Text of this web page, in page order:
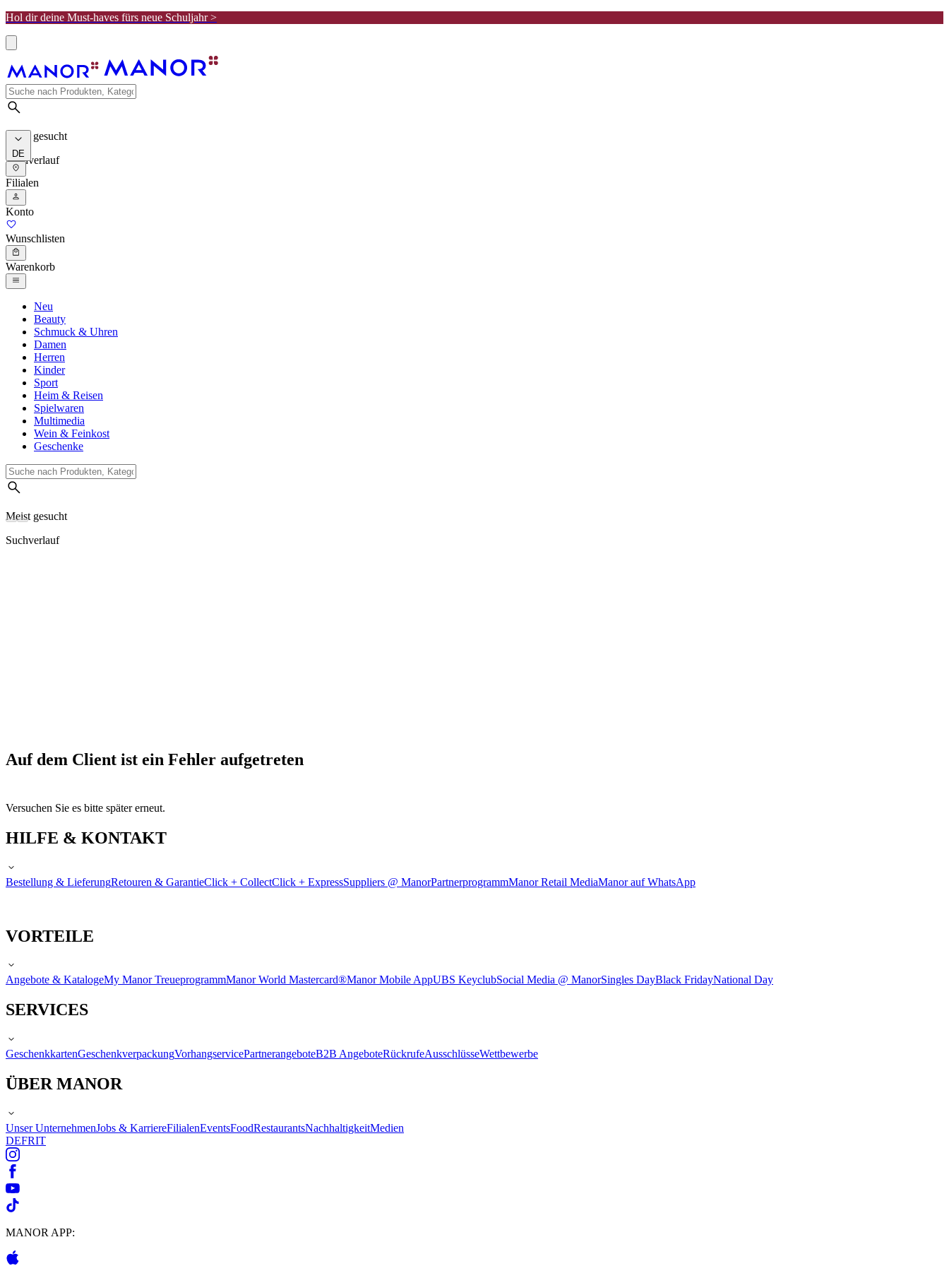
Hol dir deine Must-haves fürs neue Schuljahr >
Meist gesucht
Suchverlauf
DE
Filialen
Konto
Wunschlisten
Warenkorb
Neu
Beauty
Schmuck & Uhren
Damen
Herren
Kinder
Sport
Heim & Reisen
Spielwaren
Multimedia
Wein & Feinkost
Geschenke
Meist gesucht
Suchverlauf
Auf dem Client ist ein Fehler aufgetreten
Versuchen Sie es bitte später erneut.
HILFE & KONTAKT
Bestellung & LieferungRetouren & GarantieClick + CollectClick + ExpressSuppliers @ ManorPartnerprogrammManor Retail MediaManor auf WhatsApp
VORTEILE
Angebote & KatalogeMy Manor TreueprogrammManor World Mastercard®Manor Mobile AppUBS KeyclubSocial Media @ ManorSingles DayBlack FridayNational Day
SERVICES
GeschenkkartenGeschenkverpackungVorhangservicePartnerangeboteB2B AngeboteRückrufeAusschlüsseWettbewerbe
ÜBER MANOR
Unser UnternehmenJobs & KarriereFilialenEventsFoodRestaurantsNachhaltigkeitMedien
DEFRIT
MANOR APP: